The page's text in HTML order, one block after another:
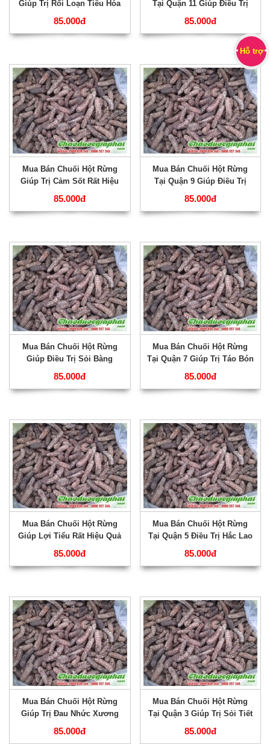
Giúp Trị Rối Loạn Tiêu Hóa
Tốt Nhất Tại Quận 12 ???
85.000đ
Tại Quận 11 Giúp Điều Trị
Bệnh Gout Hiệu Quả Nhất.
85.000đ
Mua Bán Chuối Hột Rừng
Giúp Trị Cảm Sốt Rất Hiệu
85.000đ
Mua Bán Chuối Hột Rừng
Tại Quận 9 Giúp Điều Trị
85.000đ
Mua Bán Chuối Hột Rừng
Giúp Điều Trị Sỏi Bàng
???
85.000đ
Mua Bán Chuối Hột Rừng
Tại Quận 7 Giúp Trị Táo Bón
85.000đ
Mua Bán Chuối Hột Rừng
Giúp Lợi Tiểu Rất Hiệu Quả
Tại Quận 6 ???
85.000đ
Mua Bán Chuối Hột Rừng
Tại Quận 5 Điều Trị Hắc Lao
Hiệu Quả Nhất ???
85.000đ
Mua Bán Chuối Hột Rừng
Giúp Trị Đau Nhức Xương
Khớp Rất Hiệu Quả Tại Quận
85.000đ
Mua Bán Chuối Hột Rừng
Tại Quận 3 Giúp Trị Sỏi Tiết
Niệu Hiệu Quả Nhất ???
85.000đ
Hỗ trợ